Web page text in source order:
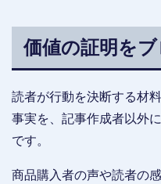
価値の証明を
読者が行動を決断する材
事実を、記事作成者以外
です。
商品購入者の声や読者の